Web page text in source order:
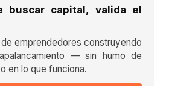
buscar capital, valida el
emprendedores construyendo
— sin humo de
en lo que funciona.